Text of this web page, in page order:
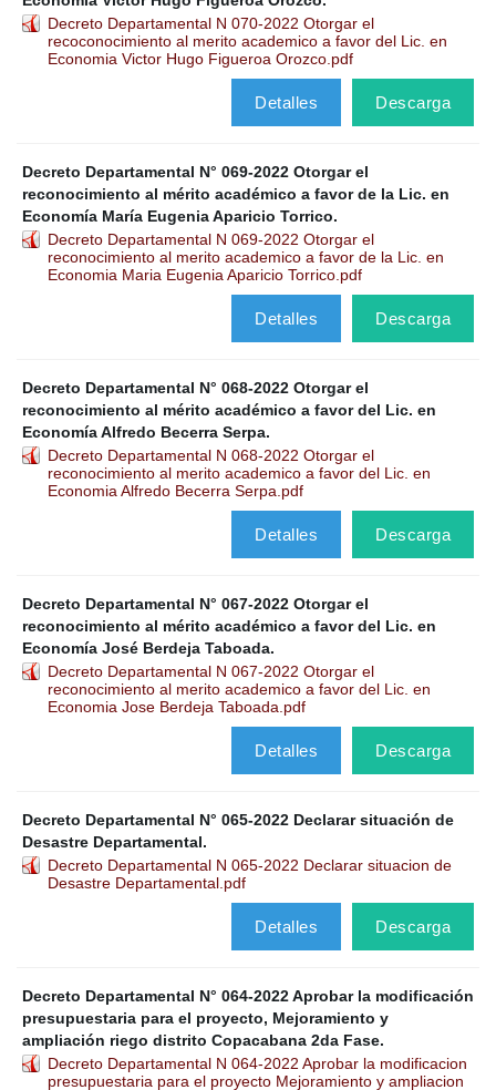
Decreto Departamental N 070-2022 Otorgar el
recoconocimiento al merito academico a favor del Lic. en
Economia Victor Hugo Figueroa Orozco.pdf
Descarga
Detalles
Decreto Departamental N° 069-2022 Otorgar el
reconocimiento al mérito académico a favor de la Lic. en
Economía María Eugenia Aparicio Torrico.
Decreto Departamental N 069-2022 Otorgar el
reconocimiento al merito academico a favor de la Lic. en
Economia Maria Eugenia Aparicio Torrico.pdf
Descarga
Detalles
Decreto Departamental N° 068-2022 Otorgar el
reconocimiento al mérito académico a favor del Lic. en
Economía Alfredo Becerra Serpa.
Decreto Departamental N 068-2022 Otorgar el
reconocimiento al merito academico a favor del Lic. en
Economia Alfredo Becerra Serpa.pdf
Descarga
Detalles
Decreto Departamental N° 067-2022 Otorgar el
reconocimiento al mérito académico a favor del Lic. en
Economía José Berdeja Taboada.
Decreto Departamental N 067-2022 Otorgar el
reconocimiento al merito academico a favor del Lic. en
Economia Jose Berdeja Taboada.pdf
Descarga
Detalles
Decreto Departamental N° 065-2022 Declarar situación de
Desastre Departamental.
Decreto Departamental N 065-2022 Declarar situacion de
Desastre Departamental.pdf
Descarga
Detalles
Decreto Departamental N° 064-2022 Aprobar la modificación
presupuestaria para el proyecto, Mejoramiento y
ampliación riego distrito Copacabana 2da Fase.
Decreto Departamental N 064-2022 Aprobar la modificacion
presupuestaria para el proyecto Mejoramiento y ampliacion